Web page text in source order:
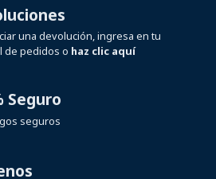
una devolución, ingresa en tu
de pedidos o
seguros